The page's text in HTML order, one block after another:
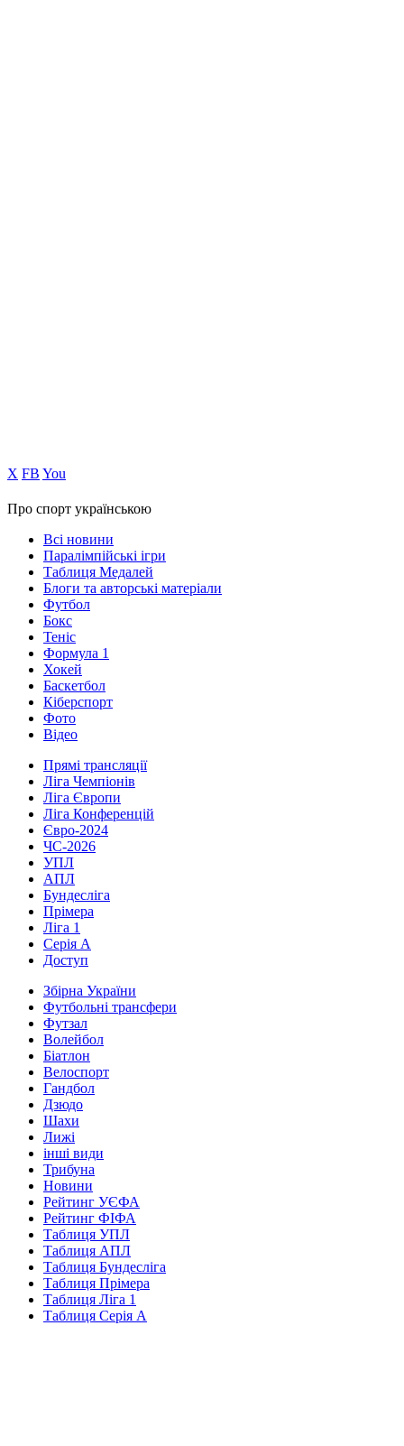
Х FB You
Про спорт українською
Всі новини
Паралімпійські ігри
Таблиця Медалей
Блоги та авторські матеріали
Футбол
Бокс
Теніс
Формула 1
Хокей
Баскетбол
Кіберспорт
Фото
Відео
Прямі трансляції
Ліга Чемпіонів
Ліга Європи
Ліга Конференцій
Євро-2024
ЧС-2026
УПЛ
АПЛ
Бундесліга
Прімера
Ліга 1
Серія А
Доступ
Збірна України
Футбольні трансфери
Футзал
Волейбол
Біатлон
Велоспорт
Гандбол
Дзюдо
Шахи
Лижі
інші види
Трибуна
Новини
Рейтинг УЄФА
Рейтинг ФІФА
Таблиця УПЛ
Таблиця АПЛ
Таблиця Бундесліга
Таблиця Прімера
Таблиця Ліга 1
Таблиця Серія А